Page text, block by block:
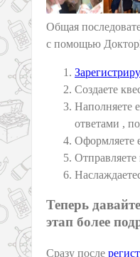
Общая
с помощью
Создаете
Наполняете
ответами ,
Оформляете
Отправляете
Теперь
этап более
Сразу после